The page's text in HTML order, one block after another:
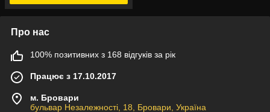
Про нас
100% позитивних з 168 відгуків за рік
Працює з 17.10.2017
м. Бровари
бульвар Незалежності, 18, Бровари, Україна